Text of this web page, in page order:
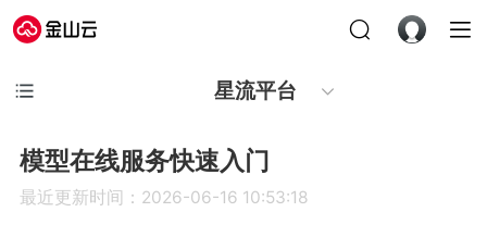
星流平台
模型在线服务快速入门
最近更新时间：2026-06-16 10:53:18